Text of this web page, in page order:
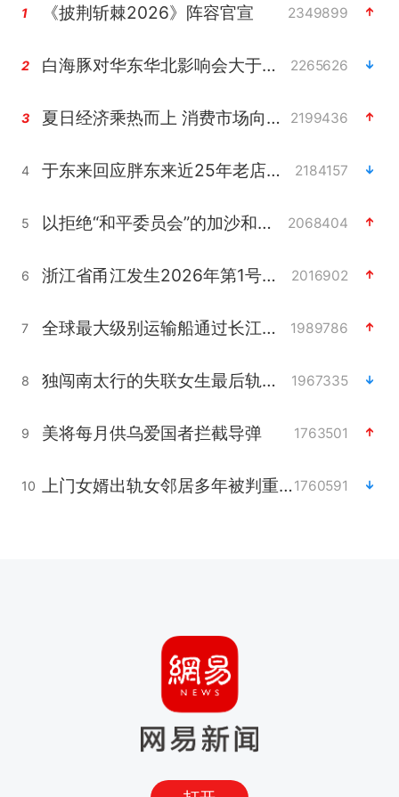
1 《披荆斩棘2026》阵容官宣 2349899
2 白海豚对华东华北影响会大于巴威 2265626
3 夏日经济乘热而上 消费市场向新而行 2199436
4 于东来回应胖东来近25年老店年底关闭 2184157
5 以拒绝“和平委员会”的加沙和平计划 2068404
6 浙江省甬江发生2026年第1号洪水 2016902
7 全球最大级别运输船通过长江大桥 1989786
8 独闯南太行的失联女生最后轨迹已确认 1967335
9 美将每月供乌爱国者拦截导弹 1763501
10 上门女婿出轨女邻居多年被判重婚罪1760591